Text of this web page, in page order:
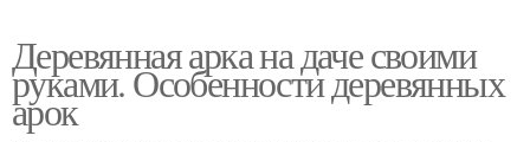
Деревянная арка на даче своими
руками. Особенности деревянных
арок